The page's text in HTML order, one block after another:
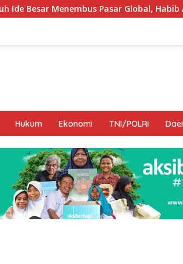
Global, Habib Aboe Dorong Hilirisasi
Hukum Ekonomi TNI/POLRI